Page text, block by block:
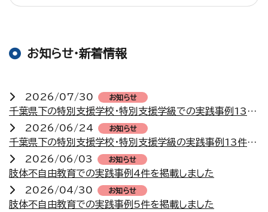
お知らせ・新着情報
2026/07/30 お知らせ
千葉県下の特別支援学校・特別支援学級での実践事例13件を掲載しました
2026/06/24
お知らせ
千葉県下の特別支援学校・特別支援学級の実践事例13件を掲載しました
2026/06/03
お知らせ
肢体不自由教育での実践事例4件を掲載しました
2026/04/30
お知らせ
肢体不自由教育での実践事例5件を掲載しました